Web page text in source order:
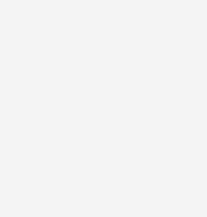
in keiner Weise von Instagram
Der Empfänger der von den
ist nicht Instagram, sondern der
keine Haftung für dieses